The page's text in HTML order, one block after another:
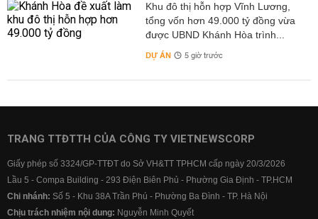
Khu đô thị hỗn hợp Vĩnh Lương,
tổng vốn hơn 49.000 tỷ đồng vừa
được UBND Khánh Hòa trình...
DỰ ÁN 5 giờ trước
TRANG TTĐTTH CỦA CÔNG TY VIETNEWSCORP
Giấy phép số 3324/GP-TTĐT do Sở VH&TT TPHCM cấp ngày 20/3/2026
Lầu 5 - Compa Building - 293 Điện Biên Phủ - Phường Gia Định - TP.HCM
Chi nhánh: Số 5 - Khu 38A Trần Phú - Phường Ba Đình - TP. Hà Nội
Chịu trách nhiệm nội dung: Nguyễn Minh Quyết